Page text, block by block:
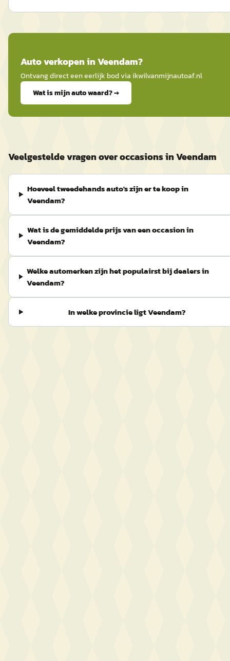
Autoverkopen inVeendam?
Ontvang direct een eerlijk bod viaikwilvanmijnautoaf.nl
Wat is mijn auto waard? →
Veelgestelde vragen over occasions in Veendam
Hoeveel tweedehands auto's zijn er te koop in
Veendam?
Wat is de gemiddelde prijs van een occasion in
Veendam?
Welke automerken zijn het populairst bij dealers in
Veendam?
In welke provincie ligt Veendam?